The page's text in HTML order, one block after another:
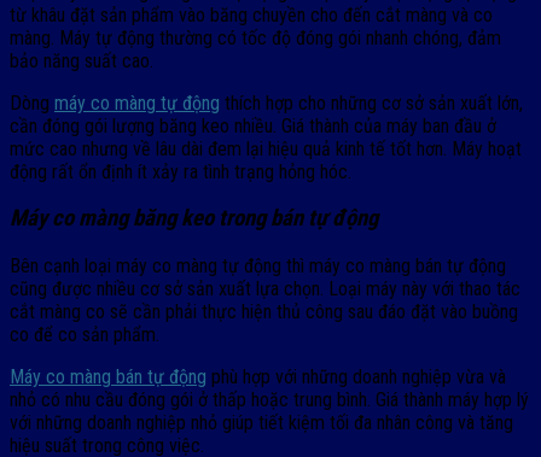
từ khâu đặt sản phẩm vào băng chuyền cho đến cắt màng và co
màng. Máy tự động thường có tốc độ đóng gói nhanh chóng, đảm
bảo năng suất cao.
Dòng máy co màng tự động thích hợp cho những cơ sở sản xuất lớn,
cần đóng gói lượng băng keo nhiều. Giá thành của máy ban đầu ở
mức cao nhưng về lâu dài đem lại hiệu quả kinh tế tốt hơn. Máy hoạt
động rất ổn định ít xảy ra tình trạng hỏng hóc.
Máy co màng băng keo trong bán tự động
Bên cạnh loại máy co màng tự động thì máy co màng bán tự động
cũng được nhiều cơ sở sản xuất lựa chọn. Loại máy này với thao tác
cắt màng co sẽ cần phải thực hiện thủ công sau đáo đặt vào buồng
co để co sản phẩm.
Máy co màng bán tự động phù hợp với những doanh nghiệp vừa và
nhỏ có nhu cầu đóng gói ở thấp hoặc trung bình. Giá thành máy hợp lý
với những doanh nghiệp nhỏ giúp tiết kiệm tối đa nhân công và tăng
hiệu suất trong công việc.